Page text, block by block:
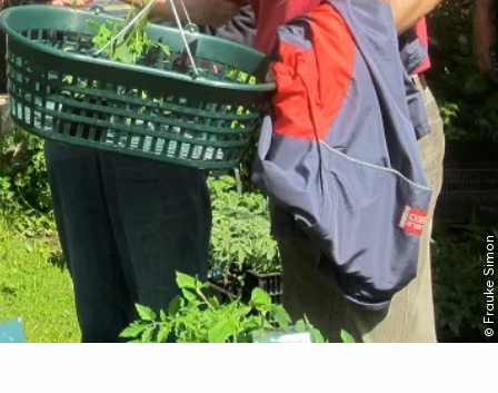
© Frauke Simon